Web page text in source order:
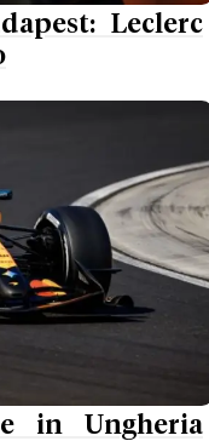
Leclerc
in Ungheria